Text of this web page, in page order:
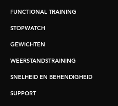
FUNCTIONAL TRAINING
STOPWATCH
GEWICHTEN
WEERSTANDSTRAINING
SNELHEID EN BEHENDIGHEID
SUPPORT